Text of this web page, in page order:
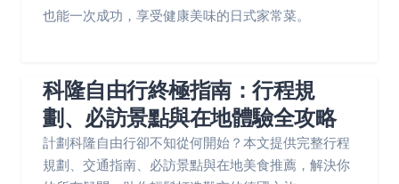
也能一次成功，享受健康美味的日式家常菜。
科隆自由行終極指南：行程規
劃、必訪景點與在地體驗全攻略
計劃科隆自由行卻不知從何開始？本文提供完整行程
規劃、交通指南、必訪景點與在地美食推薦，解決你